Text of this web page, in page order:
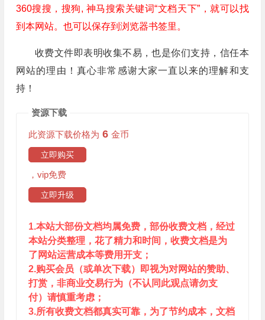
360搜搜，搜狗, 神马搜索关键词“文档天下”，就可以找
到本网站。也可以保存到浏览器书签里。
收费文件即表明收集不易，也是你们支持，信任本
网站的理由！真心非常感谢大家一直以来的理解和支
持！
资源下载
此资源下载价格为 6 金币
立即购买
，vip免费
立即升级
1.本站大部份文档均属免费，部份收费文档，经过
本站分类整理，花了精力和时间，收费文档是为
了网站运营成本等费用开支；
2.购买会员（或单次下载）即视为对网站的赞助、
打赏，非商业交易行为（不认同此观点请勿支
付）请慎重考虑；
3.所有收费文档都真实可靠，为了节约成本，文档